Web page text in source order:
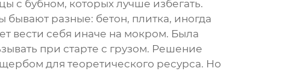
с бубном, которых лучше избегать.
разные: бетон, плитка, иногда
вести себя иначе на мокром. Была
при старте с грузом. Решение
для теоретического ресурса. Но